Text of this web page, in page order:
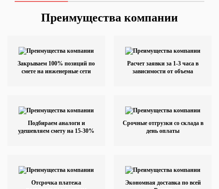
Преимущества компании
Закрываем 100% позиций по
смете на инженерные сети
Расчет заявки за 1-3 часа в
зависимости от объема
Подбираем аналоги и
удешевляем смету на 15-30%
Срочные отгрузки со склада в
день оплаты
Отсрочка платежа
Экономная доставка по всей